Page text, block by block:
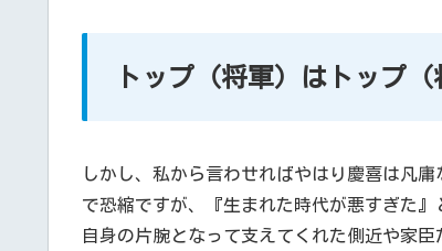
トップ（将軍）はトップ
しかし、私から言わせればやはり慶喜は凡
で恐縮ですが、『生まれた時代が悪すぎた』
自身の片腕となって支えてくれた側近や家